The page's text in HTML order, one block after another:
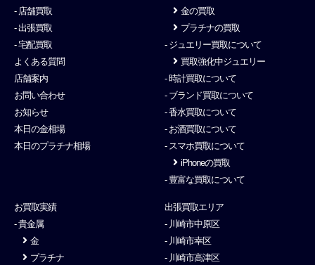
- 店舗買取
- 出張買取
- 宅配買取
よくある質問
店舗案内
お問い合わせ
お知らせ
本日の金相場
本日のプラチナ相場
金の買取
プラチナの買取
- ジュエリー買取について
買取強化中ジュエリー
- 時計買取について
- ブランド買取について
- 香水買取について
- お酒買取について
- スマホ買取について
iPhoneの買取
- 豊富な買取について
お買取実績
- 貴金属
金
プラチナ
出張買取エリア
- 川崎市中原区
- 川崎市幸区
- 川崎市高津区